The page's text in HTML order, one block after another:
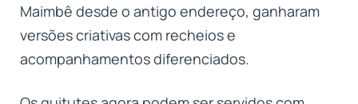
Maimbê desde o antigo endereço, ganharam
versões criativas com recheios e
acompanhamentos diferenciados.